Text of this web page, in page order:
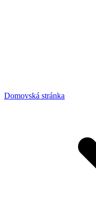
Domovská stránka